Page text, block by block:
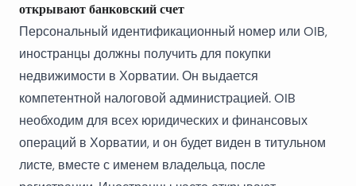
открывают банковский счет
Персональный идентификационный номер или OIB,
иностранцы должны получить для покупки
недвижимости в Хорватии. Он выдается
компетентной налоговой администрацией. OIB
необходим для всех юридических и финансовых
операций в Хорватии, и он будет виден в титульном
листе, вместе с именем владельца, после